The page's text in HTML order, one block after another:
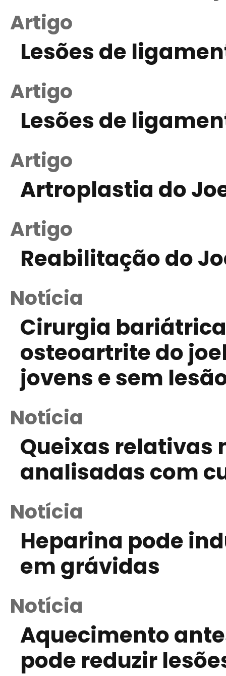
Artigo
Lesões de
Artigo
Lesões de
Artigo
Artroplastia do
Artigo
Reabilitação do
Notícia
Cirurgia
osteoartrite do
jovens e sem
Notícia
Queixas relativas
analisadas com
Notícia
Heparina pode
em grávidas
Notícia
Aquecimento
pode reduzir